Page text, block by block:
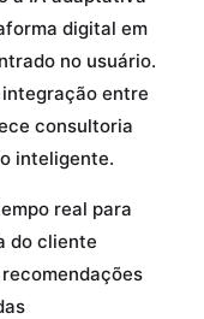
digital em
no usuário.
entre
consultoria
inteligente.
real para
do cliente